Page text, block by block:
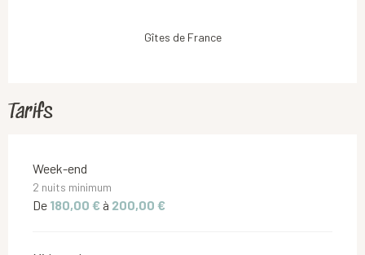
Gîtes de France
Tarifs
Tarifs 2026
Week-end
2 nuits minimum
De 180,00 € à 200,00 €